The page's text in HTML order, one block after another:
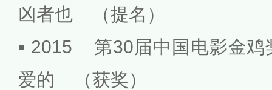
凶者也 （提名）
▪ 2015 第30届中国电影金
爱的 （获奖）